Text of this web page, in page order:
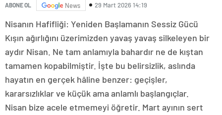
ABONE OL News 29 Mart 2026 14:19
Nisanın Hafifliği: Yeniden Başlamanın Sessiz Gücü
Kışın ağırlığını üzerimizden yavaş yavaş silkeleyen bir
aydır Nisan. Ne tam anlamıyla bahardır ne de kıştan
tamamen kopabilmiştir. İşte bu belirsizlik, aslında
hayatın en gerçek hâline benzer: geçişler,
kararsızlıklar ve küçük ama anlamlı başlangıçlar.
Nisan bize acele etmemeyi öğretir. Mart ayının sert